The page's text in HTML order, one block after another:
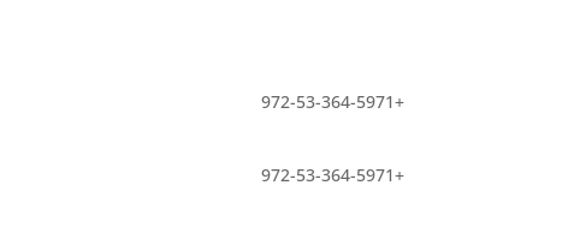
+972-53-364-5971
+972-53-364-5971